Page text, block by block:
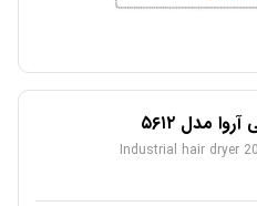
Industrial hair dryer